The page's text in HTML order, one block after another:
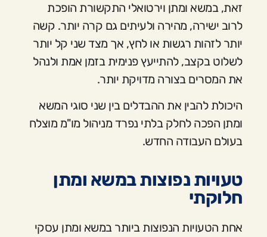
זאת, במשא ומתן וירטואלי התקשורת הופכת
לרוב ישירה, מהירה ולעיתים גם קרה יותר. קשה
יותר לזהות רגשות או לחץ, אך מצד שני קל יותר
לשלוט בקצב, להתייעץ פנימית בזמן אמת ולנהל
את המסרים בצורה מדויקת יותר.
היכולת להבין את ההבדלים בין שני סוגי המשא
ומתן הפכה לחלק בלתי נפרד מניהול מו"מ מוצלח
בעולם העבודה החדש.
טעויות נפוצות במשא ומתן
חלוקתי
אחת הטעויות הנפוצות ביותר במשא ומתן עסקי